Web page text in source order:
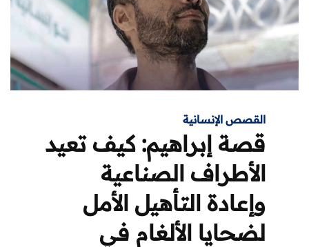
القصص الإنسانية
قصة إبراهيم: كيف تعيد
الأطراف الصناعية
وإعادة التأهيل الأمل
لضحايا الألغام في